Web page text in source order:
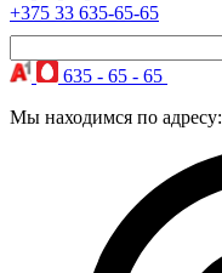
+375 33 635-65-65
635 - 65 - 65
Мы находимся по адресу: